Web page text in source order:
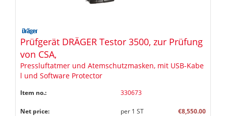
Prüfgerät DRÄGER Testor 3500, zur Prüfung
von CSA,
Pressluftatmer und Atemschutzmasken, mit USB-Kabe
l und Software Protector
Item no.: 330673
Net price: per 1 ST €8,550.00